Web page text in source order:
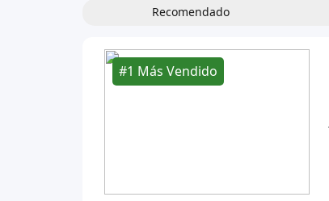
Recomendado
#1 Más Vendido